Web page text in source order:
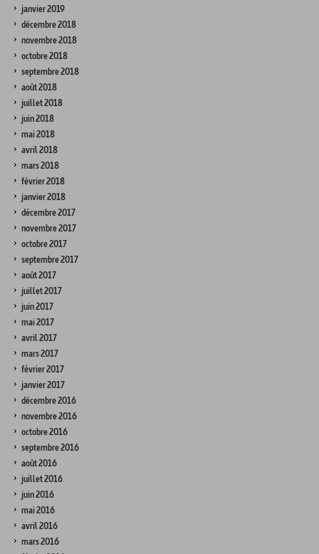
janvier 2019
décembre 2018
novembre 2018
octobre 2018
septembre 2018
août 2018
juillet 2018
juin 2018
mai 2018
avril 2018
mars 2018
février 2018
janvier 2018
décembre 2017
novembre 2017
octobre 2017
septembre 2017
août 2017
juillet 2017
juin 2017
mai 2017
avril 2017
mars 2017
février 2017
janvier 2017
décembre 2016
novembre 2016
octobre 2016
septembre 2016
août 2016
juillet 2016
juin 2016
mai 2016
avril 2016
mars 2016